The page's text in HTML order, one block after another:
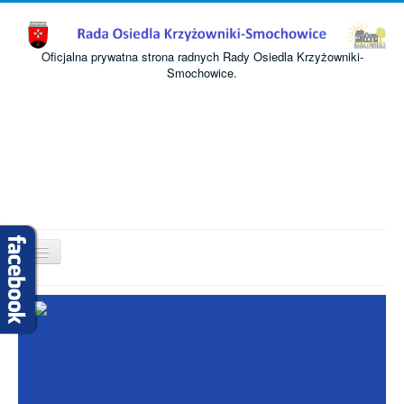
Oficjalna prywatna strona radnych Rady Osiedla Krzyżowniki-
Smochowice.
Przełącz
nawigację
Start
O nas